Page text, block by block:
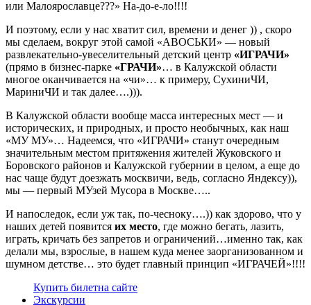
или Малоярославце???» На-до-е-ло!!!!
И поэтому, если у нас хватит сил, времени и денег )) , скоро
мы сделаем, вокруг этой самой «АВОСЬКИ» — новый
развлекательно-увеселительный детский центр «ИГРАЧИ»
(прямо в бизнес-парке «ГРАЧИ»… в Калужской области
многое оканчивается на «чи»… к примеру, СухиниЧИ,
МариниЧИ и так далее….))).
В Калужской области вообще масса интересных мест — и
исторических, и природных, и просто необычных, как наш
«МУ МУ»… Надеемся, что «ИГРАЧИ» станут очередным
значительным местом притяжения жителей Жуковского и
Боровского районов и Калужской губернии в целом, а еще до
нас чаще будут доезжать москвичи, ведь, согласно Яндексу)),
мы — первый МУзей Мусора в Москве…..
И напоследок, если уж так, по-чесноку….)) как здорово, что у
наших детей появится их место, где можно бегать, лазить,
играть, кричать без запретов и ограничений…именно так, как
делали мы, взрослые, в нашем куда менее заорганизованном и
шумном детстве… это будет главный принцип «ИГРАЧЕЙ»!!!!
Купить билетна сайте
Экскурсии